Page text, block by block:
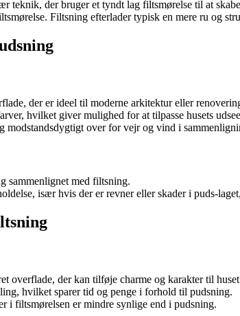
teknik, der bruger et tyndt lag filtsmørelse til at
Filtsning efterlader typisk en mere ru og
der er ideel til moderne arkitektur eller
hvilket giver mulighed for at tilpasse husets
modstandsdygtigt over for vejr og vind i
sammenlignet med filtsning.
især hvis der er revner eller skader i puds-
overflade, der kan tilføje charme og karakter til
hvilket sparer tid og penge i forhold til pudsning.
i filtsmørelsen er mindre synlige end i pudsning.